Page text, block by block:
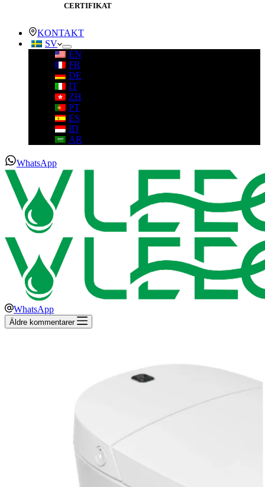
CERTIFIKAT
KONTAKT
SV
EN
FR
DE
IT
ZH
PT
ES
ID
AR
WhatsApp
WhatsApp
Äldre kommentarer